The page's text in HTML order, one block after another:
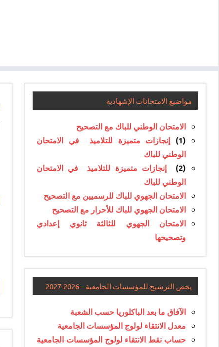
مواضيع الامتحانات الإشهادية
الامتحان الوطني للباك مع التصحيح
(1)
إنجازات متميزة للتلاميذ في الامتحان
الوطني للباك
(2)
إنجازات متميزة للتلاميذ في الامتحان
الوطني للباك
الامتحان الجهوي للباك للرسميين مع التصحيح
الامتحان الجهوي للباك للأحرار مع التصحيح
الامتحان الجهوي للثالثة ثانوي إعدادي
وتصحيحها
يخص الترشيح للمؤسسات الجامعية – 2026-2027
الآفاق ما بعد الباكلوريا حسب الشعبة
معدل الانتقاء لولوج المؤسسات الجامعية
حساب نقط الانتقاء لولوج المؤسسات الجامعية